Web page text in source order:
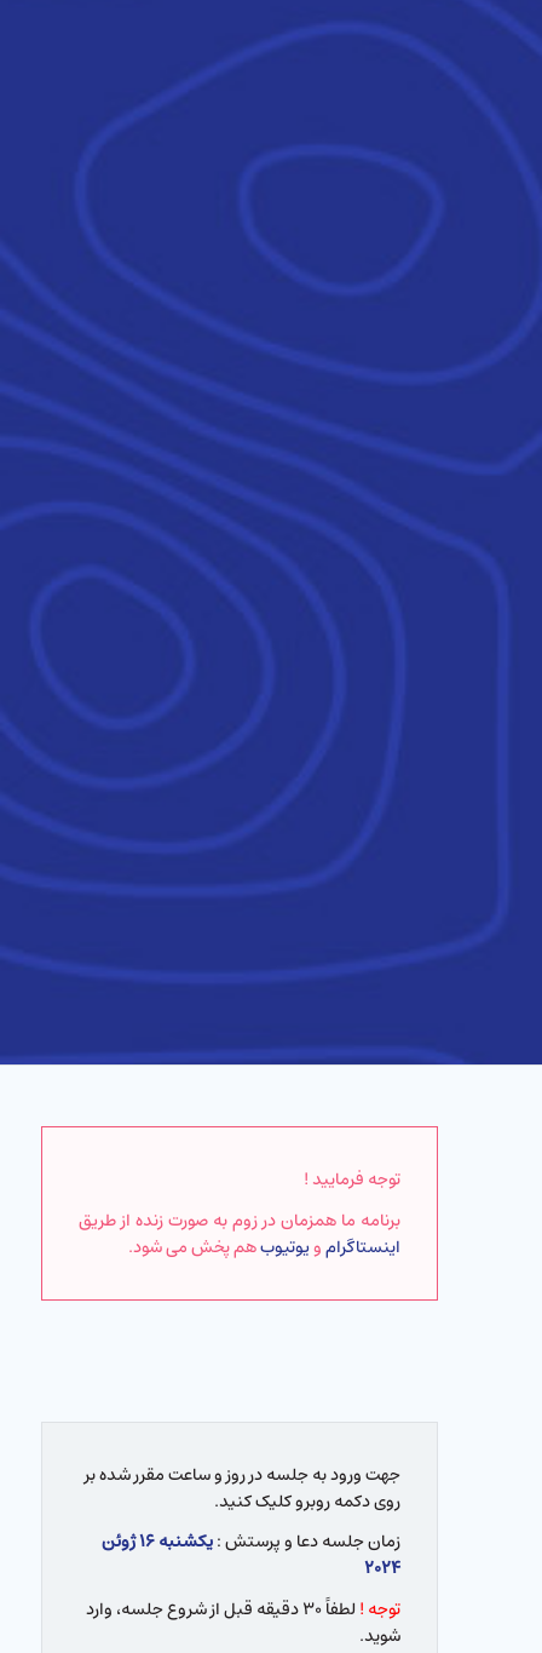
توجه فرمایید !
برنامه ما همزمان در زوم به صورت زنده از طریق
اینستاگرامویوتیوبهم پخش می شود.
جهت ورود به جلسه در روز و ساعت مقرر شده بر
روی دکمه روبرو کلیک کنید.
زمان جلسه دعا و پرستش :
یکشنبه ۱۶ ژوئن
۲۰۲۴
توجه !
لطفاً ۳۰ دقیقه قبل از شروع جلسه، وارد
شوید.